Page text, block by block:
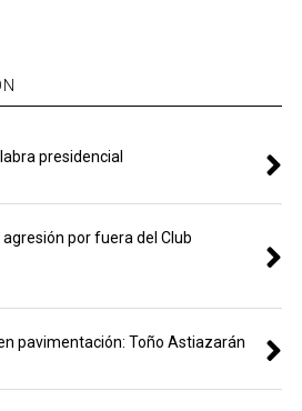
presidencial
por fuera del Club
pavimentación: Toño Astiazarán